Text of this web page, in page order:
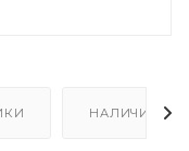
НАЛИЧИЕ В